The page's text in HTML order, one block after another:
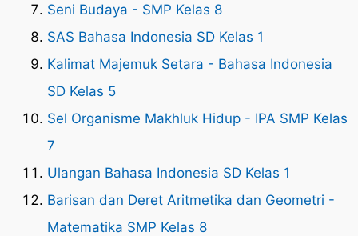
Seni Budaya - SMP Kelas 8
SAS Bahasa Indonesia SD Kelas 1
Kalimat Majemuk Setara - Bahasa Indonesia
SD Kelas 5
Sel Organisme Makhluk Hidup - IPA SMP Kelas
7
Ulangan Bahasa Indonesia SD Kelas 1
Barisan dan Deret Aritmetika dan Geometri -
Matematika SMP Kelas 8